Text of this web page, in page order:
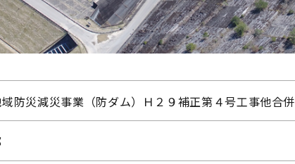
防災減災事業（防ダム）Ｈ２９補正第４号工事他合併